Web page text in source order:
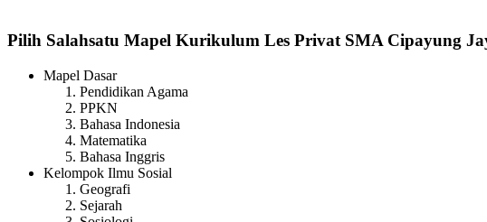
Pilih Salahsatu Mapel Kurikulum Les Privat SMA Cipayung
Mapel Dasar
Pendidikan Agama
PPKN
Bahasa Indonesia
Matematika
Bahasa Inggris
Kelompok Ilmu Sosial
Geografi
Sejarah